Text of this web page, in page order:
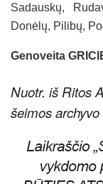
Sadauskų,
Donėlų, Pilibų,
Genoveita
Nuotr. iš Ritos
šeimos archyvo